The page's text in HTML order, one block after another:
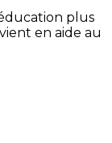
plus
en aide au